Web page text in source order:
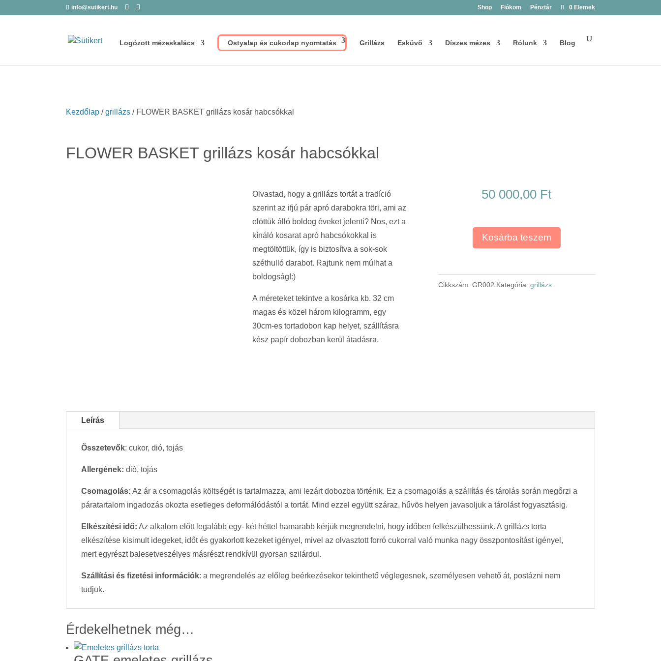
info@sutikert.hu Shop Fiókom Pénztár 0 Elemek
Logózott mézeskalács Ostyalap és cukorlap nyomtatás Grillázs Esküvő Díszes mézes Rólunk Blog
Kezdőlap /grillázs / FLOWER BASKET grillázs kosár habcsókkal
FLOWER BASKET grillázs kosár habcsókkal
Olvastad, hogy a grillázs tortát a tradíció
szerint az ifjú pár apró darabokra töri, ami az
elöttük álló boldog éveket jelenti? Nos, ezt a
kínáló kosarat apró habcsókokkal is
megtöltöttük, így is biztosítva a sok-sok
széthulló darabot. Rajtunk nem múlhat a
boldogság!:)
A méreteket tekintve a kosárka kb. 32 cm
magas és közel három kilogramm, egy
30cm-es tortadobon kap helyet, szállításra
kész papír dobozban kerül átadásra.
50 000,00 Ft
Kosárba teszem
Cikkszám: GR002 Kategória: grillázs
Leírás
Összetevők: cukor, dió, tojás
Allergének: dió, tojás
Csomagolás: Az ár a csomagolás költségét is tartalmazza, ami lezárt dobozba történik. Ez a csomagolás a szállítás és tárolás során megőrzi a
páratartalom ingadozás okozta esetleges deformálódástól a tortát. Mind ezzel együtt száraz, hűvös helyen javasoljuk a tárolást fogyasztásig.
Elkészítési idő: Az alkalom előtt legalább egy- két héttel hamarabb kérjük megrendelni, hogy időben felkészülhessünk. A grillázs torta
elkészítése kisimult idegeket, időt és gyakorlott kezeket igényel, mivel az olvasztott forró cukorral való munka nagy összpontosítást igényel,
mert egyrészt balesetveszélyes másrészt rendkívül gyorsan szilárdul.
Szállítási és fizetési információk: a megrendelés az előleg beérkezésekor tekinthető véglegesnek, személyesen vehető át, postázni nem
tudjuk.
Érdekelhetnek még…